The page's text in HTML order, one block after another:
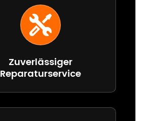
Zuverlässiger
Reparaturservice